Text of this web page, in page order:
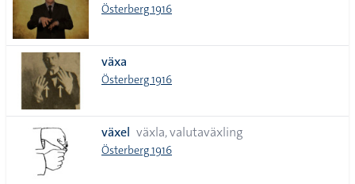
Österberg 1916
växa
Österberg 1916
växel växla, valutaväxling
Österberg 1916